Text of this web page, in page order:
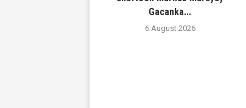
Gacanka...
6 August 2026